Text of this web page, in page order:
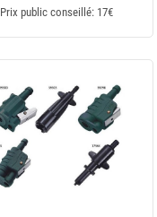
Prix public conseillé: 17€